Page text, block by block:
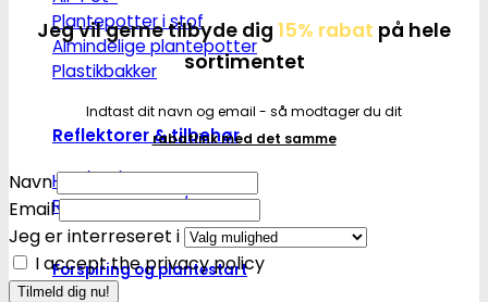
Plantepotter i stof
Almindelige plantepotter
Plastikbakker
Reflektorer & tilbehør
HPS/MH/CFL
Refleksivt mylar/folie
Forspiring og plantestart
Jeg vil gerne tilbyde dig 15% rabat på hele
sortimentet
Indtast dit navn og email - så modtager du dit
rabatlink med det samme
Navn
Email
Jeg er interreseret i
I accept the privacy policy